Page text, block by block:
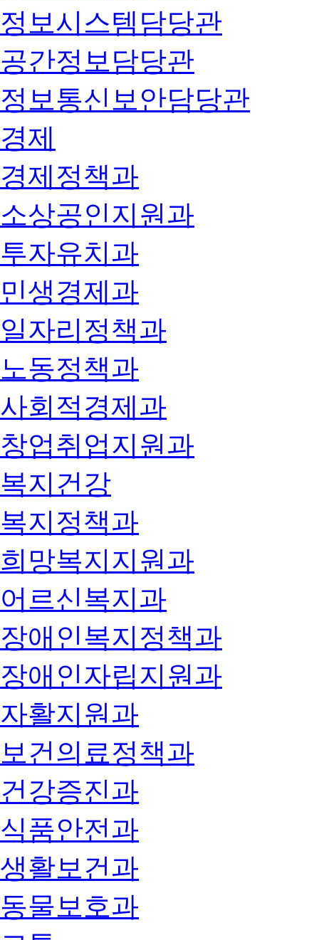
정보시스템담당관
공간정보담당관
정보통신보안담당관
경제
경제정책과
소상공인지원과
투자유치과
민생경제과
일자리정책과
노동정책과
사회적경제과
창업취업지원과
복지건강
복지정책과
희망복지지원과
어르신복지과
장애인복지정책과
장애인자립지원과
자활지원과
보건의료정책과
건강증진과
식품안전과
생활보건과
동물보호과